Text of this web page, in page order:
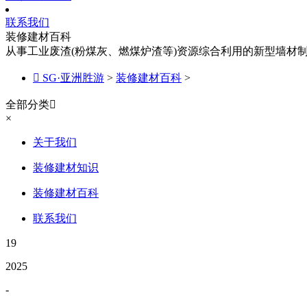
联系我们
装修建材百科
从事工业废渣(粉煤灰、燃煤炉渣等)资源综合利用的新型墙材
 SG·亚洲胜游 > 装修建材百科 >
全部分类
×
关于我们
装修建材知识
装修建材百科
联系我们
19
2025
-